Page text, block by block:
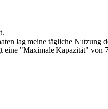
lag meine tägliche
eine "Maximale Kapazität" von